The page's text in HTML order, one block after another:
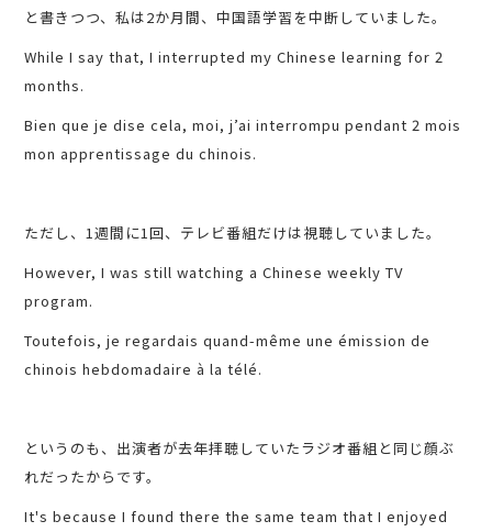
と書きつつ、私は2か月間、中国語学習を中断していました。
While I say that, I interrupted my Chinese learning for 2
months.
Bien que je dise cela, moi, j’ai interrompu pendant 2 mois
mon apprentissage du chinois.
ただし、1週間に1回、テレビ番組だけは視聴していました。
However, I was still watching a Chinese weekly TV
program.
Toutefois, je regardais quand-même une émission de
chinois hebdomadaire à la télé.
というのも、出演者が去年拝聴していたラジオ番組と同じ顔ぶ
れだったからです。
It's because I found there the same team that I enjoyed